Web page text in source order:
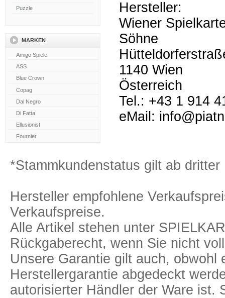
Puzzle
MARKEN
Hersteller:
Wiener
Söhne
1140 Wien
Österreich
Tel.: +43 1 914
eMail:
*Stammkundenstatus gilt ab dritter
Hersteller empfohlene
Verkaufspreise.
Alle Artikel stehen unter
Rückgaberecht, wenn Sie nicht
Unsere Garantie gilt auch, obwohl
Herstellergarantie abgedeckt
autorisierter Händler der Ware ist.